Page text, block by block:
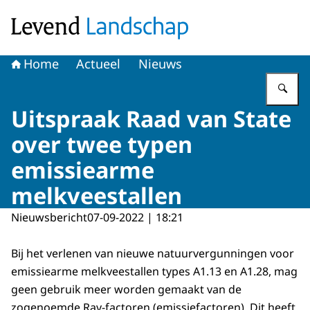
Home Actueel Nieuws
Uitspraak Raad van State
over twee typen
emissiearme
melkveestallen
Nieuwsbericht07-09-2022 | 18:21
Bij het verlenen van nieuwe natuurvergunningen voor
emissiearme melkveestallen types A1.13 en A1.28, mag
geen gebruik meer worden gemaakt van de